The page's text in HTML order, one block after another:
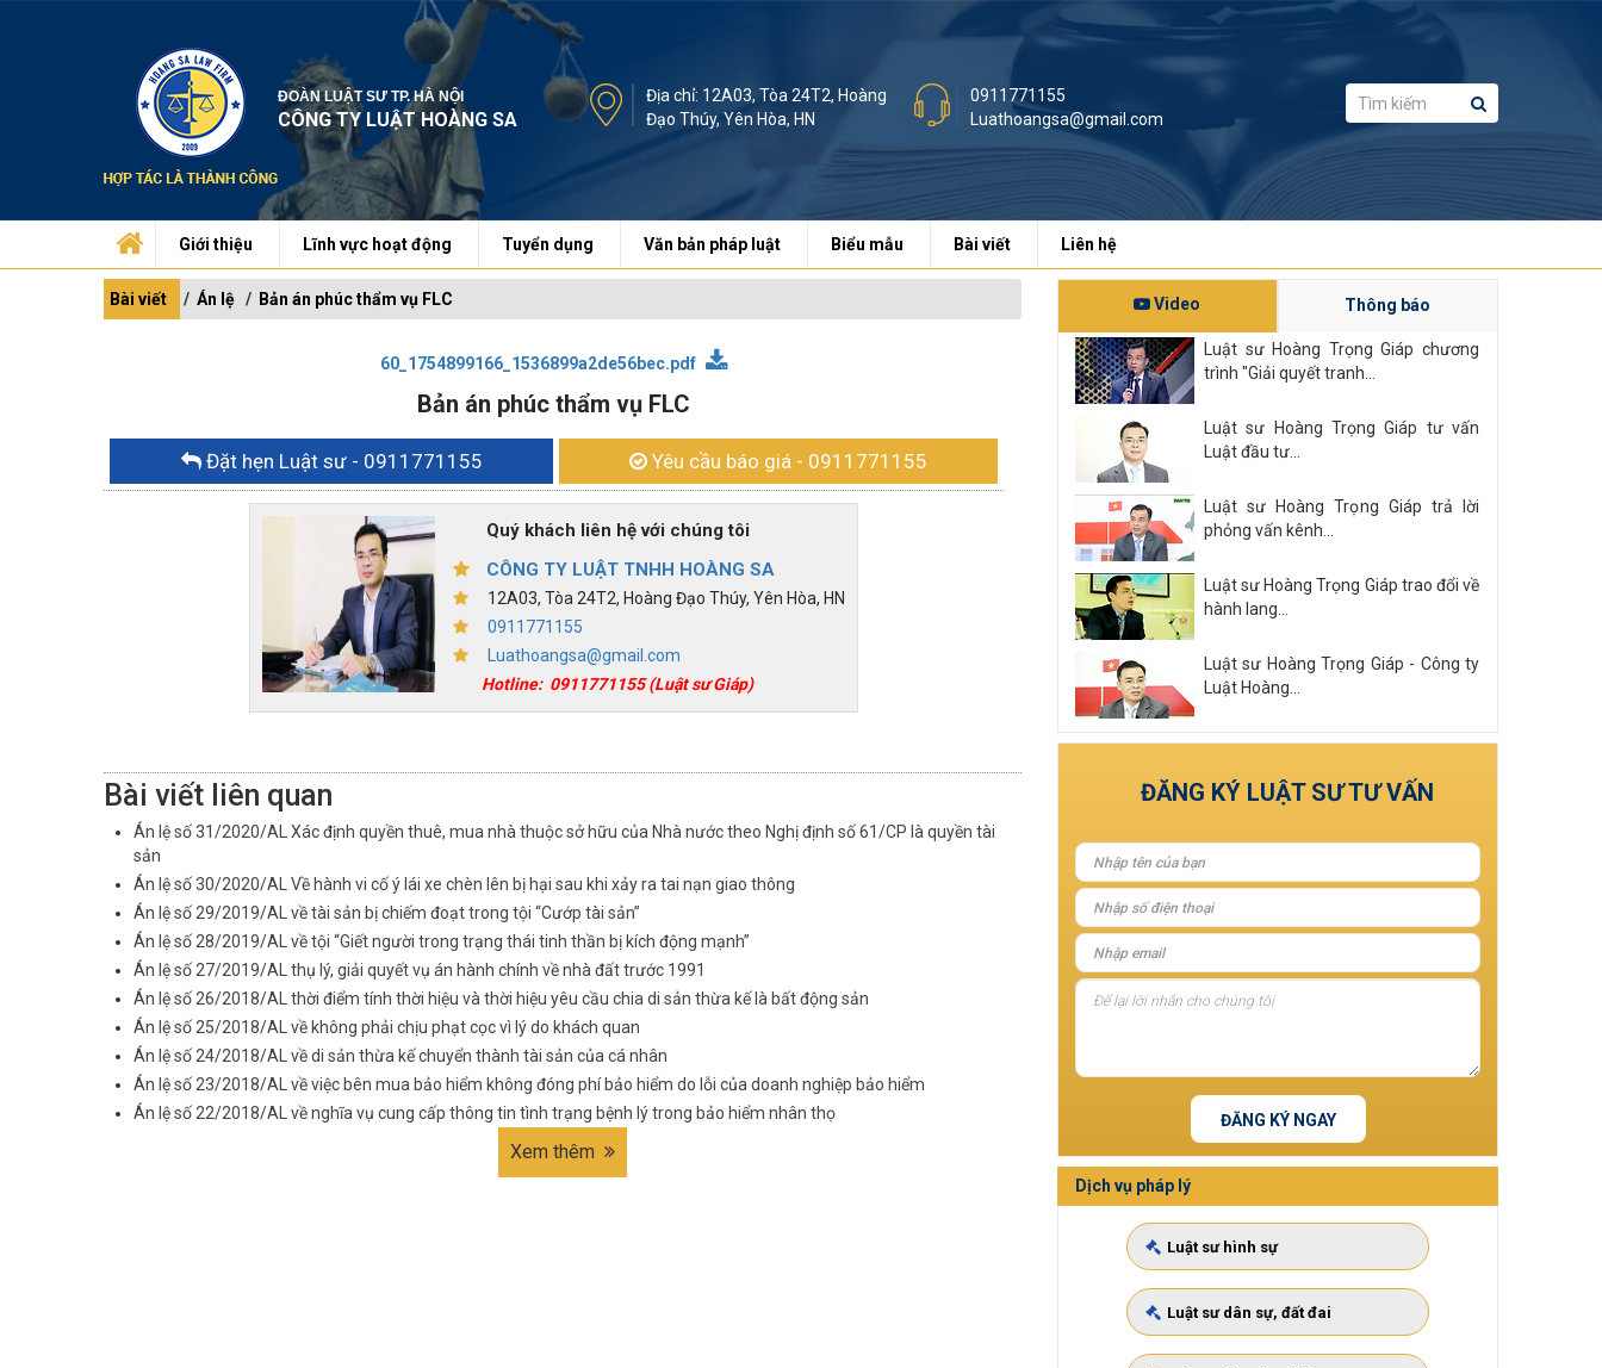
ĐOÀN LUẬT SƯ TP. HÀ NỘI
CÔNG TY LUẬT HOÀNG SA
Địa chỉ: 12A03, Tòa 24T2, Hoàng
Đạo Thúy, Yên Hòa, HN
0911771155
Luathoangsa@gmail.com
Giới thiệu Lĩnh vực hoạt động Tuyển dụng Văn bản pháp luật Biểu mẫu Bài viết Liên hệ
Bài viết Án lệ Bản án phúc thẩm vụ FLC
60_1754899166_1536899a2de56bec.pdf
Bản án phúc thẩm vụ FLC
Đặt hẹn Luật sư- 0911771155 Yêu cầu báo giá - 0911771155
Quý khách liên hệ với chúng tôi
CÔNG TY LUẬT TNHH HOÀNG SA
12A03, Tòa 24T2, Hoàng Đạo Thúy, Yên Hòa, HN
0911771155
Luathoangsa@gmail.com
Hotline: 0911771155(Luật sư Giáp)
Bài viết liên quan
Án lệ số 31/2020/AL Xác định quyền thuê, mua nhà thuộc sở hữu của Nhà nước theo Nghị định số 61/CP là quyền tài
sản
Án lệ số 30/2020/AL Về hành vi cố ý lái xe chèn lên bị hại sau khi xảy ra tai nạn giao thông
Án lệ số 29/2019/AL về tài sản bị chiếm đoạt trong tội “Cướp tài sản”
Án lệ số 28/2019/AL về tội “Giết người trong trạng thái tinh thần bị kích động mạnh”
Án lệ số 27/2019/AL thụ lý, giải quyết vụ án hành chính về nhà đất trước 1991
Án lệ số 26/2018/AL thời điểm tính thời hiệu và thời hiệu yêu cầu chia di sản thừa kế là bất động sản
Án lệ số 25/2018/AL về không phải chịu phạt cọc vì lý do khách quan
Án lệ số 24/2018/AL về di sản thừa kế chuyển thành tài sản của cá nhân
Án lệ số 23/2018/AL về việc bên mua bảo hiểm không đóng phí bảo hiểm do lỗi của doanh nghiệp bảo hiểm
Án lệ số 22/2018/AL về nghĩa vụ cung cấp thông tin tình trạng bệnh lý trong bảo hiểm nhân thọ
Xem thêm
Video Thông báo
Luật sư Hoàng Trọng Giáp chương
trình "Giải quyết tranh...
Luật sư Hoàng Trọng Giáp tư vấn
Luật đầu tư...
Luật sư Hoàng Trọng Giáp trả lời
phỏng vấn kênh...
Luật sư Hoàng Trọng Giáp trao đổi về
hành lang...
Luật sư Hoàng Trọng Giáp - Công ty
Luật Hoàng...
Xem tất cả
ĐĂNG KÝ LUẬT SƯ TƯ VẤN
ĐĂNG KÝ NGAY
Dịch vụ pháp lý
Luật sư hình sự
Luật sư dân sự, đất đai